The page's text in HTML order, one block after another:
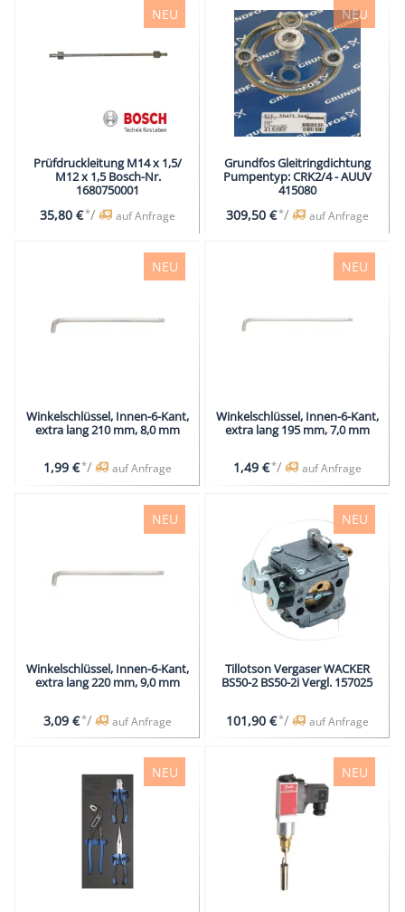
Prüfdruckleitung M14 x 1,5/
M12 x 1,5 Bosch-Nr.
1680750001
35,80 €*/ auf Anfrage
NEU
Grundfos Gleitringdichtung
Pumpentyp: CRK2/4 - AUUV
415080
309,50 €*/ auf Anfrage
NEU
Winkelschlüssel, Innen-6-Kant,
extra lang 210 mm, 8,0 mm
1,99 €*/ auf Anfrage
NEU
Winkelschlüssel, Innen-6-Kant,
extra lang 195 mm, 7,0 mm
1,49 €*/ auf Anfrage
NEU
Winkelschlüssel, Innen-6-Kant,
extra lang 220 mm, 9,0 mm
3,09 €*/ auf Anfrage
NEU
Tillotson Vergaser WACKER
BS50-2 BS50-2i Vergl. 157025
101,90 €*/ auf Anfrage
NEU
NEU NEU